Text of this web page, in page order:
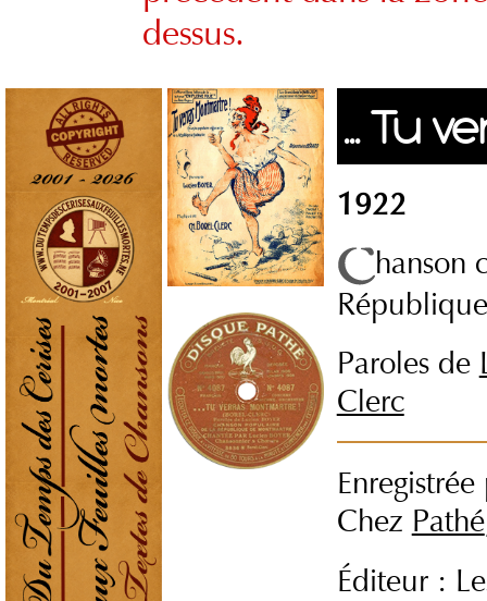
dessus.
... Tu
1922
hanson
Paroles de
Clerc
Chez Pathé
Éditeur :